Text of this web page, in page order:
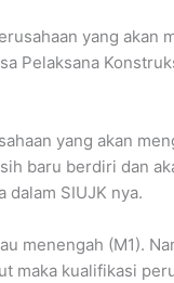
yang akan
Pelaksana
yang akan
baru berdiri dan
dalam SIUJK nya.
menengah (M1).
maka kualifikasi